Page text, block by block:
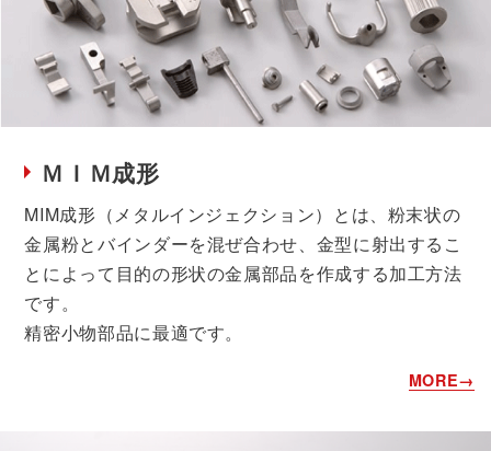
ＭＩＭ成形
MIM成形（メタルインジェクション）とは、粉末状の
金属粉とバインダーを混ぜ合わせ、金型に射出するこ
とによって目的の形状の金属部品を作成する加工方法
です。
精密小物部品に最適です。